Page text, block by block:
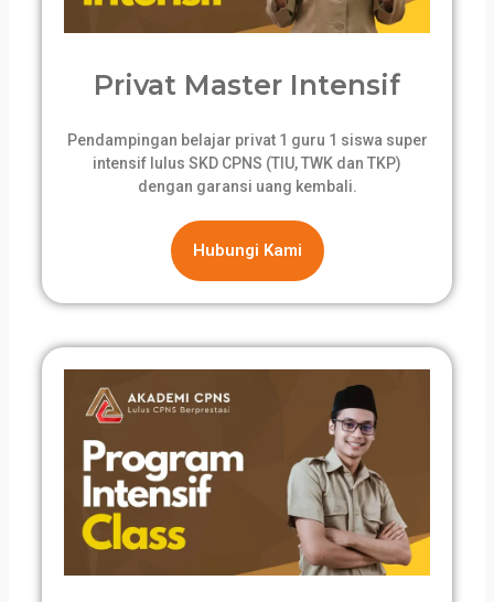
Privat Master Intensif
Pendampingan belajar privat 1 guru 1 siswa super
intensif lulus SKD CPNS (TIU, TWK dan TKP)
dengan garansi uang kembali.
Hubungi Kami